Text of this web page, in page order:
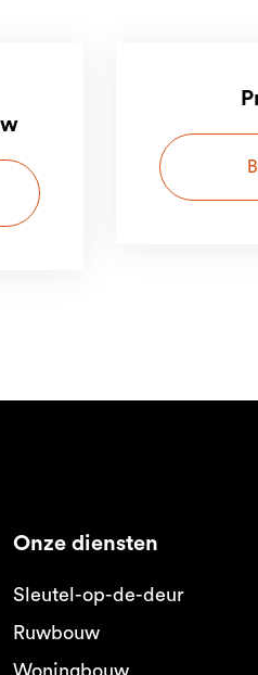
Onze diensten
Sleutel-op-de-deur
Ruwbouw
Woningbouw